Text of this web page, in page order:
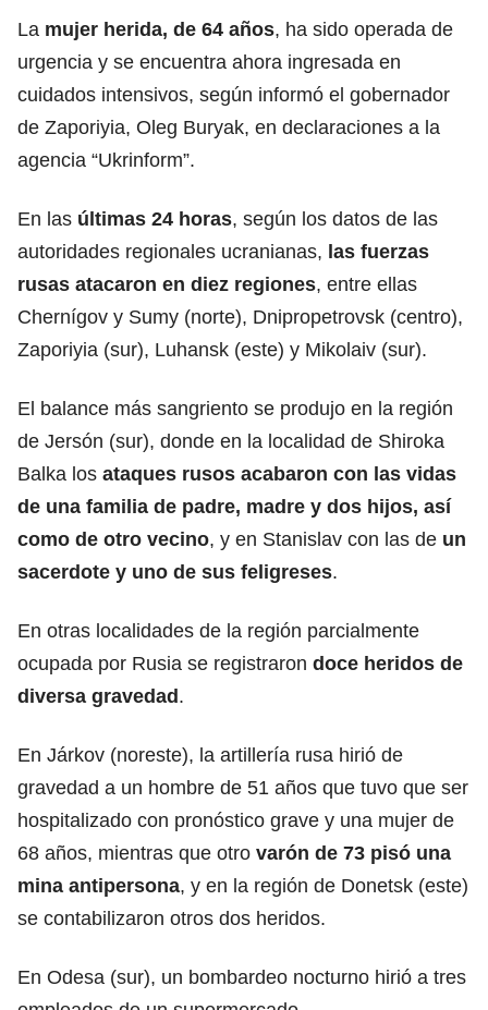
La mujer herida, de 64 años, ha sido operada de
urgencia y se encuentra ahora ingresada en
cuidados intensivos, según informó el gobernador
de Zaporiyia, Oleg Buryak, en declaraciones a la
agencia “Ukrinform”.
En las últimas 24 horas, según los datos de las
autoridades regionales ucranianas, las fuerzas
rusas atacaron en diez regiones, entre ellas
Chernígov y Sumy (norte), Dnipropetrovsk (centro),
Zaporiyia (sur), Luhansk (este) y Mikolaiv (sur).
El balance más sangriento se produjo en la región
de Jersón (sur), donde en la localidad de Shiroka
Balka los ataques rusos acabaron con las vidas
de una familia de padre, madre y dos hijos, así
como de otro vecino, y en Stanislav con las de un
sacerdote y uno de sus feligreses.
En otras localidades de la región parcialmente
ocupada por Rusia se registraron doce heridos de
diversa gravedad.
En Járkov (noreste), la artillería rusa hirió de
gravedad a un hombre de 51 años que tuvo que ser
hospitalizado con pronóstico grave y una mujer de
68 años, mientras que otro varón de 73 pisó una
mina antipersona, y en la región de Donetsk (este)
se contabilizaron otros dos heridos.
En Odesa (sur), un bombardeo nocturno hirió a tres